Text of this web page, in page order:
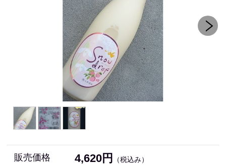
販売価格 4,620円 （税込み）